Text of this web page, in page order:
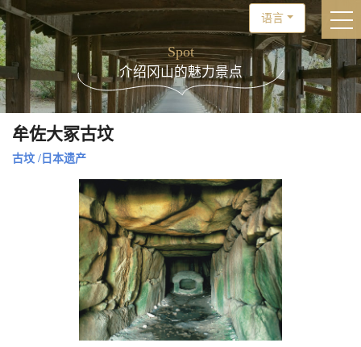
语言
Spot
介绍冈山的魅力景点
牟佐大冢古坟
古坟 /日本遗产